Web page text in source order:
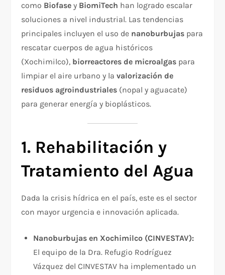
como Biofase y BiomiTech han logrado escalar
soluciones a nivel industrial. Las tendencias
principales incluyen el uso de nanoburbujas para
rescatar cuerpos de agua históricos
(Xochimilco), biorreactores de microalgas para
limpiar el aire urbano y lavalorización de
residuos agroindustriales (nopal y aguacate)
para generar energía y bioplásticos.
1. Rehabilitación y
Tratamiento del Agua
Dada la crisis hídrica en el país, este es el sector
con mayor urgencia e innovación aplicada.
Nanoburbujas en Xochimilco (CINVESTAV):
El equipo de la Dra. Refugio Rodríguez
Vázquez del CINVESTAV ha implementado un